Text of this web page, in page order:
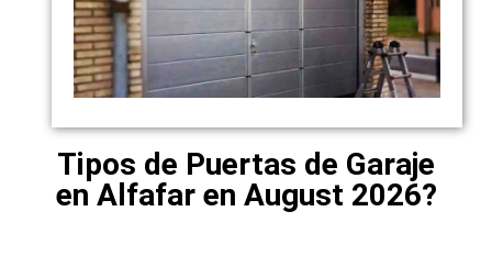
Tipos de Puertas de Garaje
en Alfafar en August 2026?